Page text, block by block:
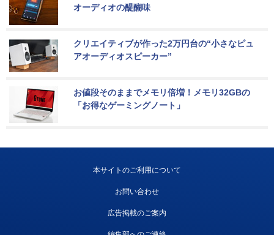
オーディオの醍醐味
クリエイティブが作った2万円台の“小さなピュ
アオーディオスピーカー”
お値段そのままでメモリ倍増！メモリ32GBの
「お得なゲーミングノート」
本サイトのご利用について
お問い合わせ
広告掲載のご案内